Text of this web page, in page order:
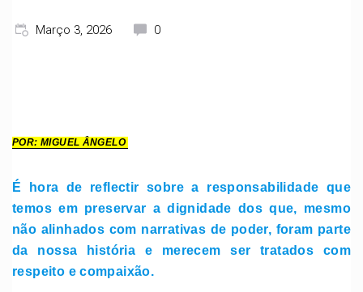
Março 3, 2026 0
POR: MIGUEL ÂNGELO
É hora de reflectir sobre a responsabilidade que
temos em preservar a dignidade dos que, mesmo
não alinhados com narrativas de poder, foram parte
da nossa história e merecem ser tratados com
respeito e compaixão.